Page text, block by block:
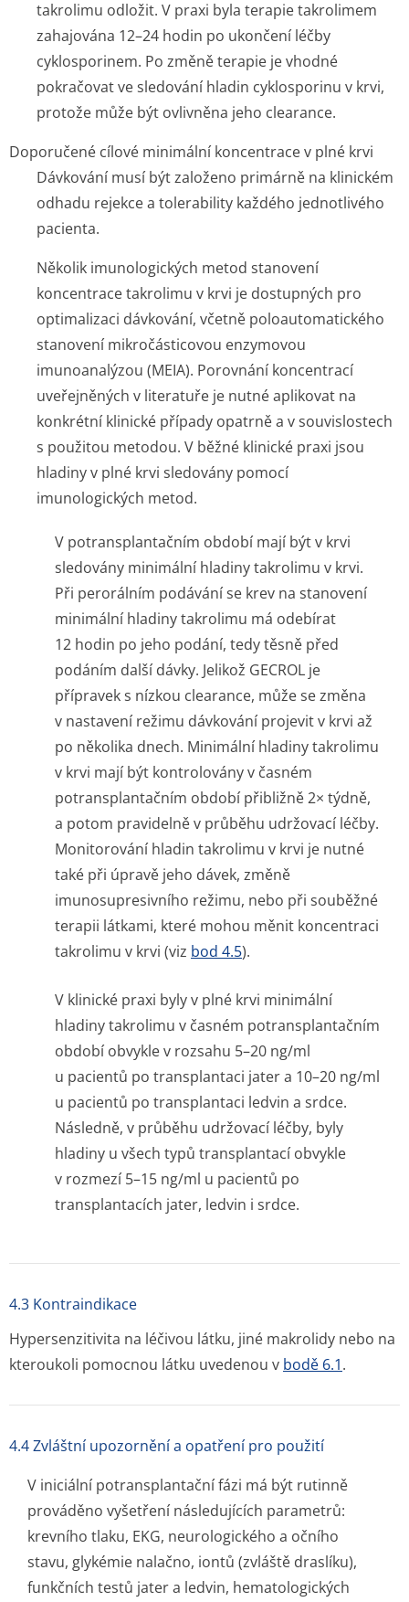
takrolimu odložit. V praxi byla terapie takrolimem
zahajována 12–24 hodin po ukončení léčby
cyklosporinem. Po změně terapie je vhodné
pokračovat ve sledování hladin cyklosporinu v krvi,
protože může být ovlivněna jeho clearance.
Doporučené cílové minimální koncentrace v plné krvi
Dávkování musí být založeno primárně na klinickém
odhadu rejekce a tolerability každého jednotlivého
pacienta.
Několik imunologických metod stanovení
koncentrace takrolimu v krvi je dostupných pro
optimalizaci dávkování, včetně poloautomatického
stanovení mikročásticovou enzymovou
imunoanalýzou (MEIA). Porovnání koncentrací
uveřejněných v literatuře je nutné aplikovat na
konkrétní klinické případy opatrně a v souvislostech
s použitou metodou. V běžné klinické praxi jsou
hladiny v plné krvi sledovány pomocí
imunologických me­tod.
V potransplantačním období mají být v krvi
sledovány minimální hladiny takrolimu v krvi.
Při perorálním podávání se krev na stanovení
minimální hladiny takrolimu má odebírat
12 hodin po jeho podání, tedy těsně před
podáním další dávky. Jelikož GECROL je
přípravek s nízkou clearance, může se změna
v nastavení režimu dávkování projevit v krvi až
po několika dnech. Minimální hladiny takrolimu
v krvi mají být kontrolovány v časném
potransplantačním období přibližně 2× týdně,
a potom pravidelně v průběhu udržovací léčby.
Monitorování hladin takrolimu v krvi je nutné
také při úpravě jeho dávek, změně
imunosupresivního režimu, nebo při souběžné
terapii látkami, které mohou měnit koncentraci
takrolimu v krvi (viz bod 4.5).
V klinické praxi byly v plné krvi minimální
hladiny takrolimu v časném potransplantačním
období obvykle v rozsahu 5–20 ng/ml
u pacientů po transplantaci jater a 10–20 ng/ml
u pacientů po transplantaci ledvin a srdce.
Následně, v průběhu udržovací léčby, byly
hladiny u všech typů transplantací obvykle
v rozmezí 5–15 ng/ml u pacientů po
transplantacích jater, ledvin i srdce.
4.3 Kontraindikace
Hypersenzitivita na léčivou látku, jiné makrolidy nebo na
kteroukoli pomocnou látku uvedenou v bodě 6.1.
4.4 Zvláštní upozornění a opatření pro použití
V iniciální potransplantační fázi má být rutinně
prováděno vyšetření následujících parametrů:
krevního tlaku, EKG, neurologického a očního
stavu, glykémie nalačno, iontů (zvláště draslíku),
funkčních testů jater a ledvin, hematologických